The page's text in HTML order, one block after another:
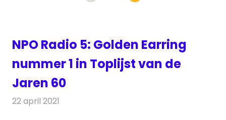
NPO Radio 5: Golden Earring
nummer 1 in Toplijst van de
Jaren 60
22 april 2021